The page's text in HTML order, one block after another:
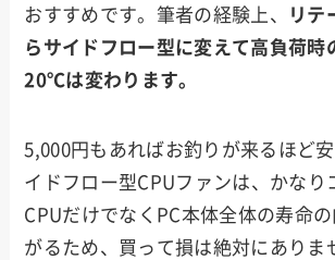
おすすめです。筆者の経験上、
リテ
らサイドフロー型に変えて高負荷時
20℃は変わります。
5,000円もあればお釣りが来るほど
イドフロー型CPUファンは、かなり
CPUだけでなくPC本体全体の寿命
がるため、買って損は絶対にありま